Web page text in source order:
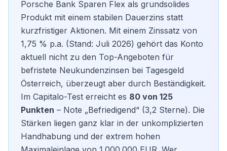
Porsche Bank Sparen Flex als grundsolides
Produkt mit einem stabilen Dauerzins statt
kurzfristiger Aktionen. Mit einem Zinssatz von
1,75 % p.a. (Stand: Juli 2026) gehört das Konto
aktuell nicht zu den Top-Angeboten für
befristete Neukundenzinsen bei Tagesgeld
Österreich, überzeugt aber durch Beständigkeit.
Im Capitalo-Test erreicht es 80 von 125
Punkten – Note „Befriedigend“ (3,2 Sterne). Die
Stärken liegen ganz klar in der unkomplizierten
Handhabung und der extrem hohen